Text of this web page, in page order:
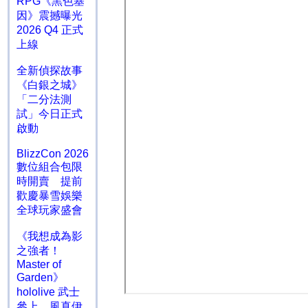
因》震撼曝光
2026 Q4 正式
上線
全新偵探故事
《白銀之城》
「二分法測
試」今日正式
啟動
BlizzCon 2026
數位組合包限
時開賣 提前
歡慶暴雪娛樂
全球玩家盛會
《我想成為影
之強者！
Master of
Garden》
hololive 武士